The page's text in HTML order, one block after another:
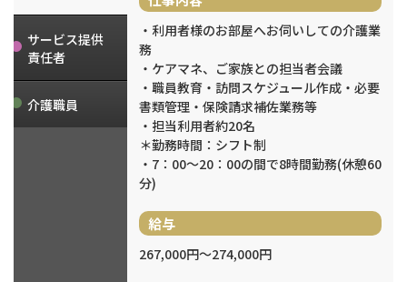
サービス提供
責任者
介護職員
・利用者様のお部屋へお伺いしての介護業
務
・ケアマネ、ご家族との担当者会議
・職員教育・訪問スケジュール作成・必要
書類管理・保険請求補佐業務等
・担当利用者約20名
＊勤務時間：シフト制
・7：00～20：00の間で8時間勤務(休憩60
分)
給与
267,000円〜274,000円